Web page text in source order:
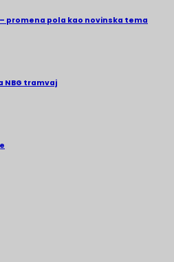
promena pola kao novinska tema
NBG tramvaj